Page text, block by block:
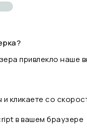
привлекло наше
и кликаете со
в вашем браузере